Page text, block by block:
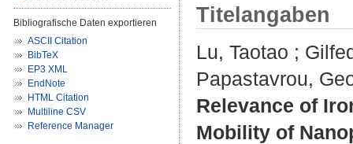
Bibliografische Daten exportieren
ASCII Citation
BibTeX
EP3 XML
EndNote
HTML Citation
Multiline CSV
Reference Manager
Titelangaben
Lu, Taotao ;
Papastavrou,
Relevance of
Mobility of